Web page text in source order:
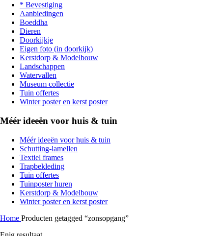
* Bevestiging
Aanbiedingen
Boeddha
Dieren
Doorkijkje
Eigen foto (in doorkijk)
Kerstdorp & Modelbouw
Landschappen
Watervallen
Museum collectie
Tuin offertes
Winter poster en kerst poster
Méér ideeën voor huis & tuin
Méér ideeën voor huis & tuin
Schutting-lamellen
Textiel frames
Trapbekleding
Tuin offertes
Tuinposter huren
Kerstdorp & Modelbouw
Winter poster en kerst poster
Home Producten getagged “zonsopgang”